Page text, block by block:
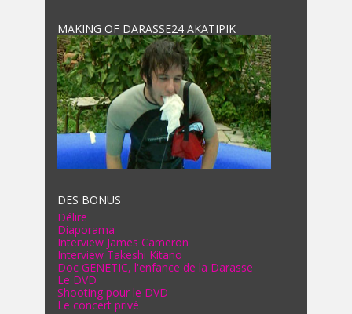
MAKING OF DARASSE24 AKATIPIK
DES BONUS
Délire
Diaporama
Interview James Cameron
Interview Takeshi Kitano
Doc GENETIC, l'enfance de la Darasse
Le DVD
Shooting pour le DVD
Le concert privé